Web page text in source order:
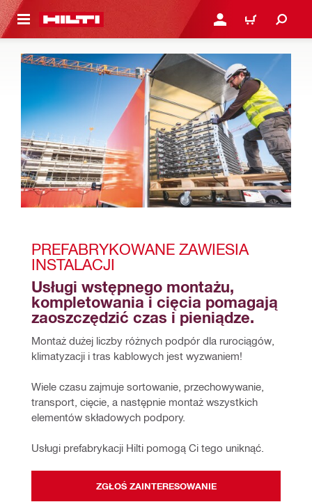
GŁÓWNEJ ZALOGUJ SIĘ LUB
KOSZYK
PREFABRYKOWANE ZAWIESIA
INSTALACJI
Usługi wstępnego montażu,
kompletowania i cięcia pomagają
zaoszczędzić czas i pieniądze.
Montaż dużej liczby różnych podpór dla rurociągów,
klimatyzacji i tras kablowych jest wyzwaniem!
Wiele czasu zajmuje sortowanie, przechowywanie,
transport, cięcie, a następnie montaż wszystkich
elementów składowych podpory.
Usługi prefabrykacji Hilti pomogą Ci tego uniknąć.
ZGŁOŚ ZAINTERESOWANIE